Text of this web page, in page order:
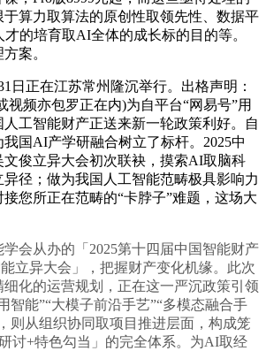
算力取算法的原创性取领先性、数据平
的培育取AI全体的成长标的目的等。
案。
正在江苏常州隆沉举行。出格声明：
视频亦包罗正在内)为自平台“网易号”用
人工智能财产正送来新一轮政策利好。自
我国AI产学研融合树立了标杆。2025中
文俊立异大会初次联袂，摸索AI取脑科
径；做为我国人工智能范畴极具影响力
您所正在范畴的“卡脖子”难题，这场大
从办的「2025第十四届中国智能财产
立异大会」，把握财产变化机缘。此次
细化的运营规划，正在这一严沉政策引领
智能”“大模子前沿手艺”“多模态融合手
则从组织协同取项目推进层面，构成笼
讨+特色勾当」的完全体系。为AI取经